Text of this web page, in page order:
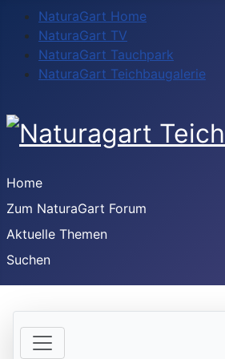
NaturaGart Home
NaturaGart TV
NaturaGart Tauchpark
NaturaGart Teichbaugalerie
Home
Zum NaturaGart Forum
Aktuelle Themen
Suchen